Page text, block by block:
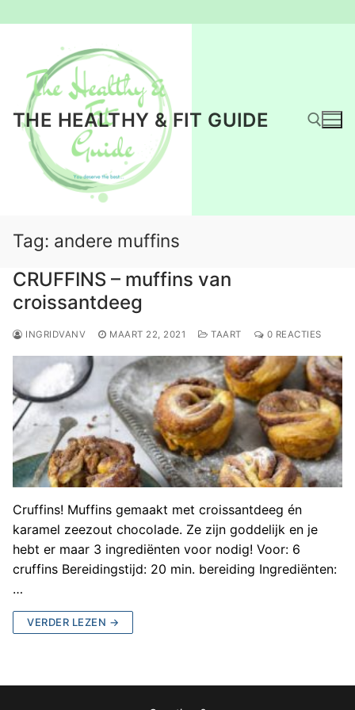
inhoud
THE HEALTHY & FIT GUIDE
Tag: andere muffins
CRUFFINS – muffins van
croissantdeeg
INGRIDVANV MAART 22, 2021 TAART 0 REACTIES
Cruffins! Muffins gemaakt met croissantdeeg én
karamel zeezout chocolade. Ze zijn goddelijk en je
hebt er maar 3 ingrediënten voor nodig! Voor: 6
cruffins Bereidingstijd: 20 min. bereiding Ingrediënten:
…
VERDER LEZEN →